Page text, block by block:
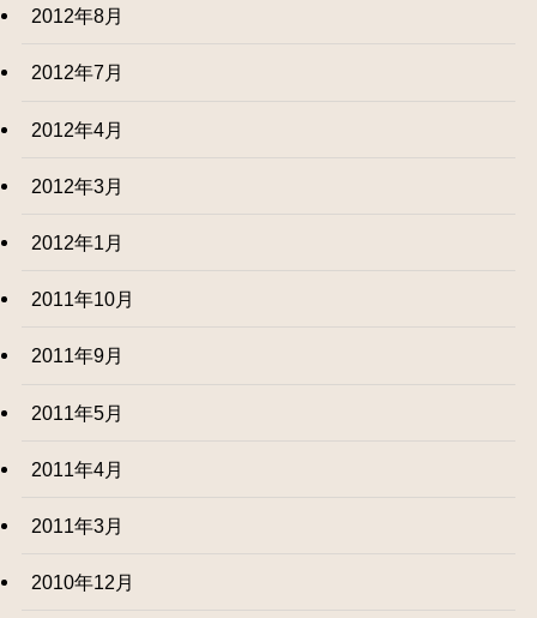
2012年8月
2012年7月
2012年4月
2012年3月
2012年1月
2011年10月
2011年9月
2011年5月
2011年4月
2011年3月
2010年12月